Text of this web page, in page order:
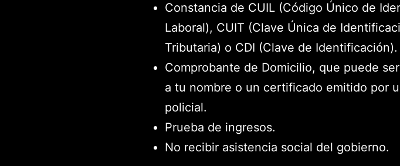
Constancia de CUIL (Código Único de
Laboral), CUIT (Clave Única de
Tributaria) o CDI (Clave de Identificación).
Comprobante de Domicilio, que puede
a tu nombre o un certificado emitido por
policial.
Prueba de ingresos.
No recibir asistencia social del gobierno.